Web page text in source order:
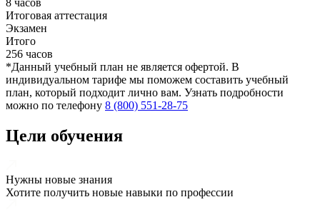
8 часов
Итоговая аттестация
Экзамен
Итого
256 часов
*Данный учебный план не является офертой. В
индивидуальном тарифе мы поможем составить учебный
план, который подходит лично вам. Узнать подробности
можно по телефону 8 (800) 551-28-75
Цели обучения
Нужны новые знания
Хотите получить новые навыки по профессии